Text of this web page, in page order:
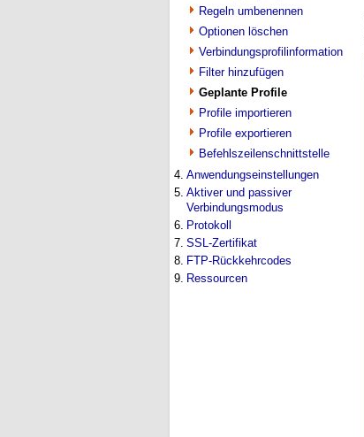
Regeln umbenennen
Optionen löschen
Verbindungsprofilinformation
Filter hinzufügen
Geplante Profile
Profile importieren
Profile exportieren
Befehlszeilenschnittstelle
4. Anwendungseinstellungen
5. Aktiver und passiver
Verbindungsmodus
6. Protokoll
7. SSL-Zertifikat
8. FTP-Rückkehrcodes
9. Ressourcen